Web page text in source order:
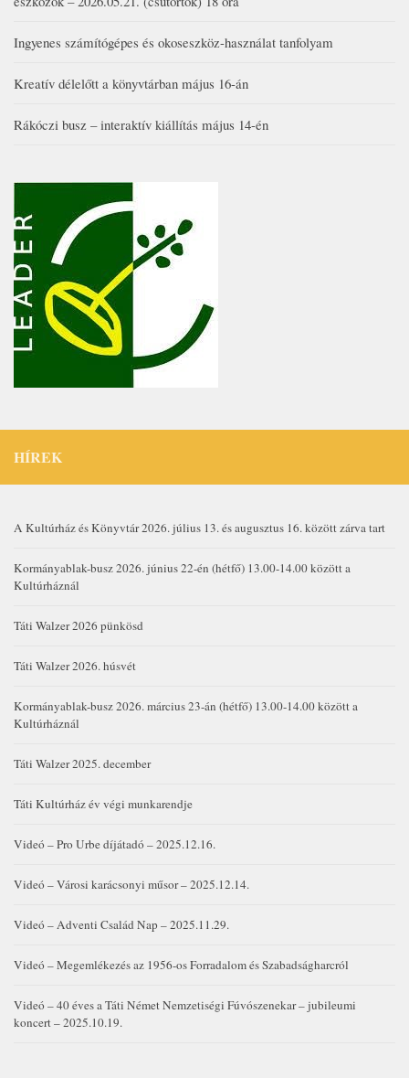
Ingyenes számítógépes és okoseszköz-használat tanfolyam
Kreatív délelőtt a könyvtárban május 16-án
Rákóczi busz – interaktív kiállítás május 14-én
HÍREK
A Kultúrház és Könyvtár 2026. július 13. és augusztus 16. között zárva tart
Kormányablak-busz 2026. június 22-én (hétfő) 13.00-14.00 között a
Kultúrháznál
Táti Walzer 2026 pünkösd
Táti Walzer 2026. húsvét
Kormányablak-busz 2026. március 23-án (hétfő) 13.00-14.00 között a
Kultúrháznál
Táti Walzer 2025. december
Táti Kultúrház év végi munkarendje
Videó – Pro Urbe díjátadó – 2025.12.16.
Videó – Városi karácsonyi műsor – 2025.12.14.
Videó – Adventi Család Nap – 2025.11.29.
Videó – Megemlékezés az 1956-os Forradalom és Szabadságharcról
Videó – 40 éves a Táti Német Nemzetiségi Fúvószenekar – jubileumi
koncert – 2025.10.19.